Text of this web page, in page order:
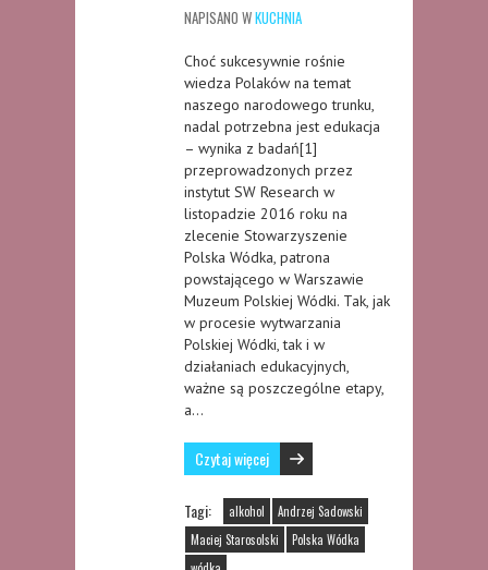
NAPISANO WKUCHNIA
Choć sukcesywnie rośnie
wiedza Polaków na temat
naszego narodowego trunku,
nadal potrzebna jest edukacja
– wynika z badań[1]
przeprowadzonych przez
instytut SW Research w
listopadzie 2016 roku na
zlecenie Stowarzyszenie
Polska Wódka, patrona
powstającego w Warszawie
Muzeum Polskiej Wódki. Tak, jak
w procesie wytwarzania
Polskiej Wódki, tak i w
działaniach edukacyjnych,
ważne są poszczególne etapy,
a…
Czytaj więcej
Tagi: alkohol
Andrzej Sadowski
Maciej Starosolski
Polska Wódka